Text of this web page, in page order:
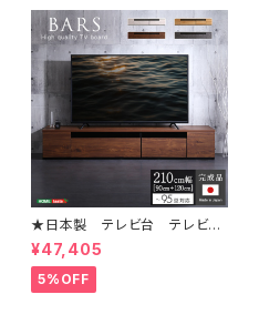
★日本製 テレビ台 テレビボ
ード 210cm幅 【BARS-バー
ス-】 SH-24-BR210
¥47,405
5%OFF